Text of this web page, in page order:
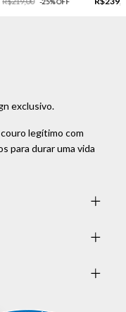
exclusivo.
legítimo com
para durar uma vida